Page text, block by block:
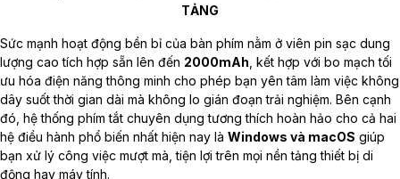
TẢNG
Sức mạnh hoạt động bền bỉ của bàn phím nằm ở viên pin sạc dung
lượng cao tích hợp sẵn lên đến 2000mAh , kết hợp với bo mạch tối
ưu hóa điện năng thông minh cho phép bạn yên tâm làm việc không
dây suốt thời gian dài mà không lo gián đoạn trải nghiệm. Bên cạnh
đó, hệ thống phím tắt chuyên dụng tương thích hoàn hảo cho cả hai
hệ điều hành phổ biến nhất hiện nay là Windows và macOS giúp
bạn xử lý công việc mượt mà, tiện lợi trên mọi nền tảng thiết bị di
động hay máy tính.